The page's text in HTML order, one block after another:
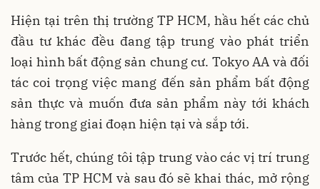
Hiện tại trên thị trường TP HCM, hầu hết các chủ
đầu tư khác đều đang tập trung vào phát triển
loại hình bất động sản chung cư. Tokyo AA và đối
tác coi trọng việc mang đến sản phẩm bất động
sản thực và muốn đưa sản phẩm này tới khách
hàng trong giai đoạn hiện tại và sắp tới.
Trước hết, chúng tôi tập trung vào các vị trí trung
tâm của TP HCM và sau đó sẽ khai thác, mở rộng